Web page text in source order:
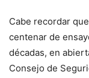
Cabe recordar
centenar de
décadas, en
Consejo de